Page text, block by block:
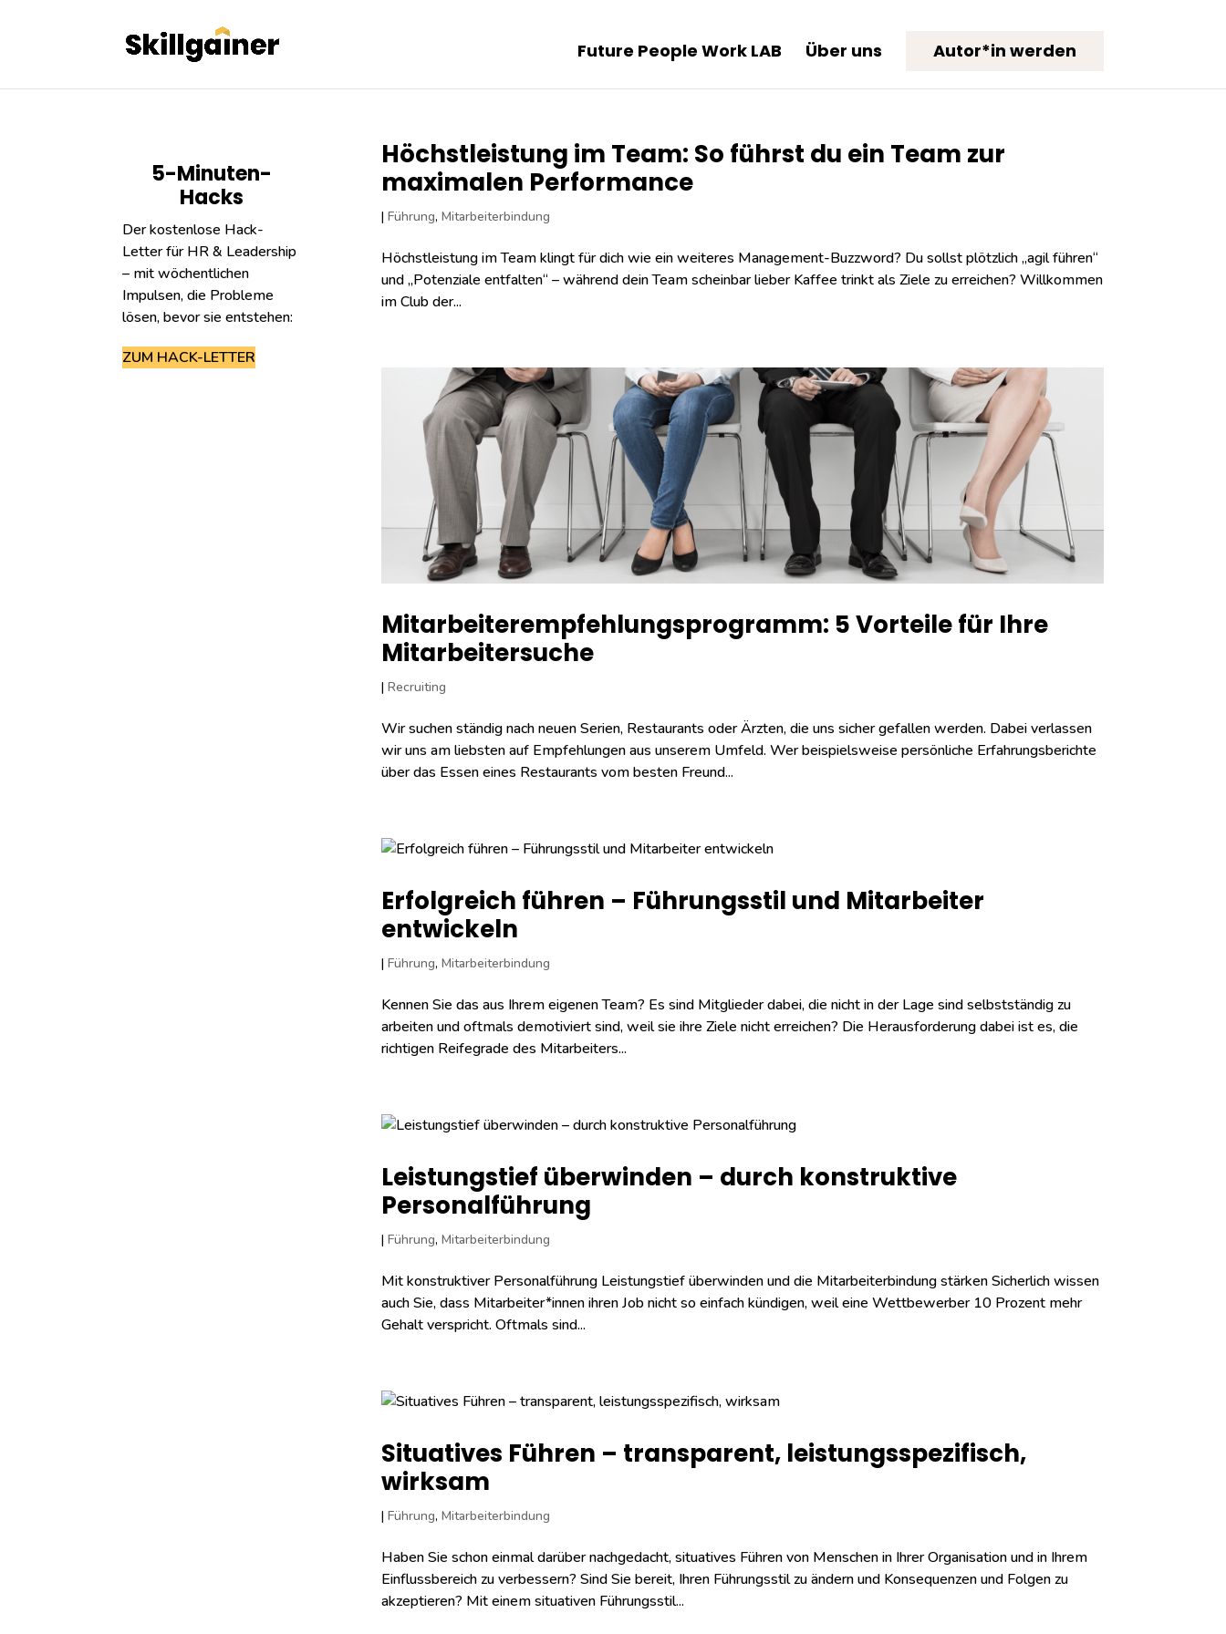
Future People Work LAB Über uns Autor*in werden
Höchstleistung im Team: So führst du ein Team zur
maximalen Performance
| Führung, Mitarbeiterbindung
Höchstleistung im Team klingt für dich wie ein weiteres Management-Buzzword? Du sollst plötzlich „agil führen“
und „Potenziale entfalten“ – während dein Team scheinbar lieber Kaffee trinkt als Ziele zu erreichen? Willkommen
im Club der...
Mitarbeiterempfehlungsprogramm: 5 Vorteile für Ihre
Mitarbeitersuche
| Recruiting
Wir suchen ständig nach neuen Serien, Restaurants oder Ärzten, die uns sicher gefallen werden. Dabei verlassen
wir uns am liebsten auf Empfehlungen aus unserem Umfeld. Wer beispielsweise persönliche Erfahrungsberichte
über das Essen eines Restaurants vom besten Freund...
Erfolgreich führen – Führungsstil und Mitarbeiter
entwickeln
| Führung, Mitarbeiterbindung
Kennen Sie das aus Ihrem eigenen Team? Es sind Mitglieder dabei, die nicht in der Lage sind selbstständig zu
arbeiten und oftmals demotiviert sind, weil sie ihre Ziele nicht erreichen? Die Herausforderung dabei ist es, die
richtigen Reifegrade des Mitarbeiters...
Leistungstief überwinden – durch konstruktive
Personalführung
| Führung, Mitarbeiterbindung
Mit konstruktiver Personalführung Leistungstief überwinden und die Mitarbeiterbindung stärken Sicherlich wissen
auch Sie, dass Mitarbeiter*innen ihren Job nicht so einfach kündigen, weil eine Wettbewerber 10 Prozent mehr
Gehalt verspricht. Oftmals sind...
Situatives Führen – transparent, leistungsspezifisch,
wirksam
| Führung, Mitarbeiterbindung
Haben Sie schon einmal darüber nachgedacht, situatives Führen von Menschen in Ihrer Organisation und in Ihrem
Einflussbereich zu verbessern? Sind Sie bereit, Ihren Führungsstil zu ändern und Konsequenzen und Folgen zu
akzeptieren? Mit einem situativen Führungsstil...
5-Minuten-
Hacks
Der kostenlose Hack-
Letter für HR & Leadership
– mit wöchentlichen
Impulsen, die Probleme
lösen, bevor sie entstehen:
ZUM HACK-LETTER